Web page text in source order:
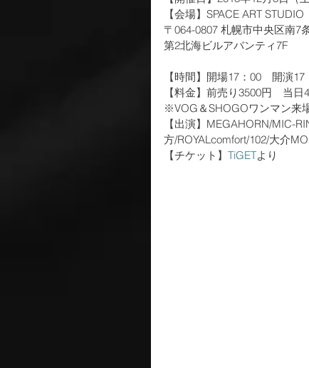
【会場】SPACE ART STUDIO
〒064-0807 札幌市中央区南7
第2北海ビルアバンティ7F
【時間】開場17：00　開
【料金】前売り3500円　当日
※VOG＆SHOGOワンマン来
【出演】MEGAHORN/MIC-
方/ROYALcomfort/102/大介
【チケット】 TiGETより